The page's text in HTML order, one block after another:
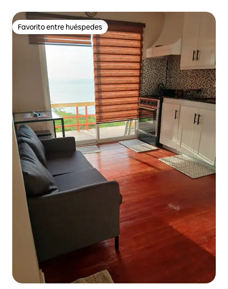
Favorito entre huéspedes
Favorito entre huéspedes